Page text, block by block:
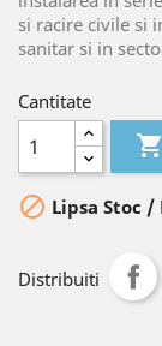
si racire civile si
sanitar si in
Cantitate

 Lipsa Stoc
Distribuiti